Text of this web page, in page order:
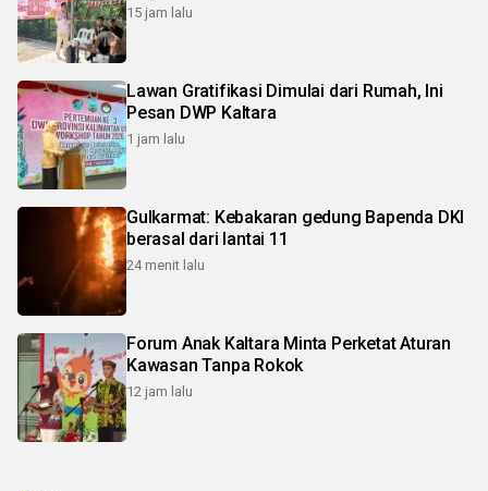
15 jam lalu
Lawan Gratifikasi Dimulai dari Rumah, Ini
Pesan DWP Kaltara
1 jam lalu
Gulkarmat: Kebakaran gedung Bapenda DKI
berasal dari lantai 11
24 menit lalu
Forum Anak Kaltara Minta Perketat Aturan
Kawasan Tanpa Rokok
12 jam lalu